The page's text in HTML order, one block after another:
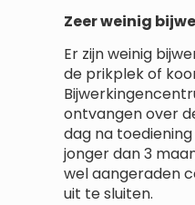
Zeer weinig
Er zijn weinig
de prikplek of
ontvangen over
dag na
jonger dan 3
wel aangeraden
uit te sluiten.